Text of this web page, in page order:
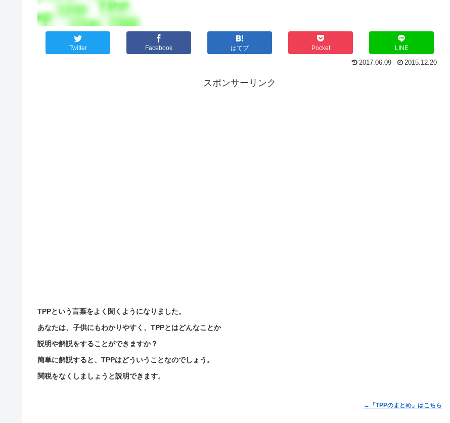
Twitter Facebook はてブ Pocket LINE
2017.06.09 2015.12.20
スポンサーリンク
TPPという言葉をよく聞くようになりました。
あなたは、子供にもわかりやすく、TPPとはどんなことか
説明や解説をすることができますか？
簡単に解説すると、TPPはどういうことなのでしょう。
関税をなくしましょうと説明できます。
→「TPPのまとめ」はこちら